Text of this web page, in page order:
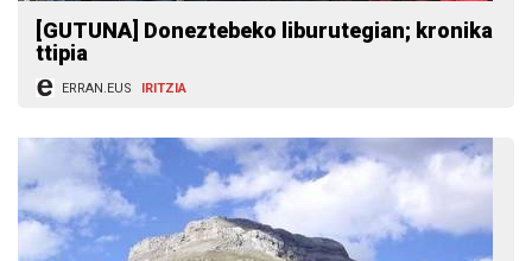
[GUTUNA] Doneztebeko liburutegian; kronika
ttipia
ERRAN.EUS IRITZIA